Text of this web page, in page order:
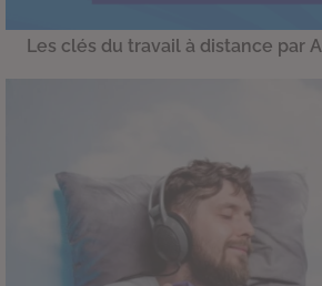
Les clés du travail à distance par